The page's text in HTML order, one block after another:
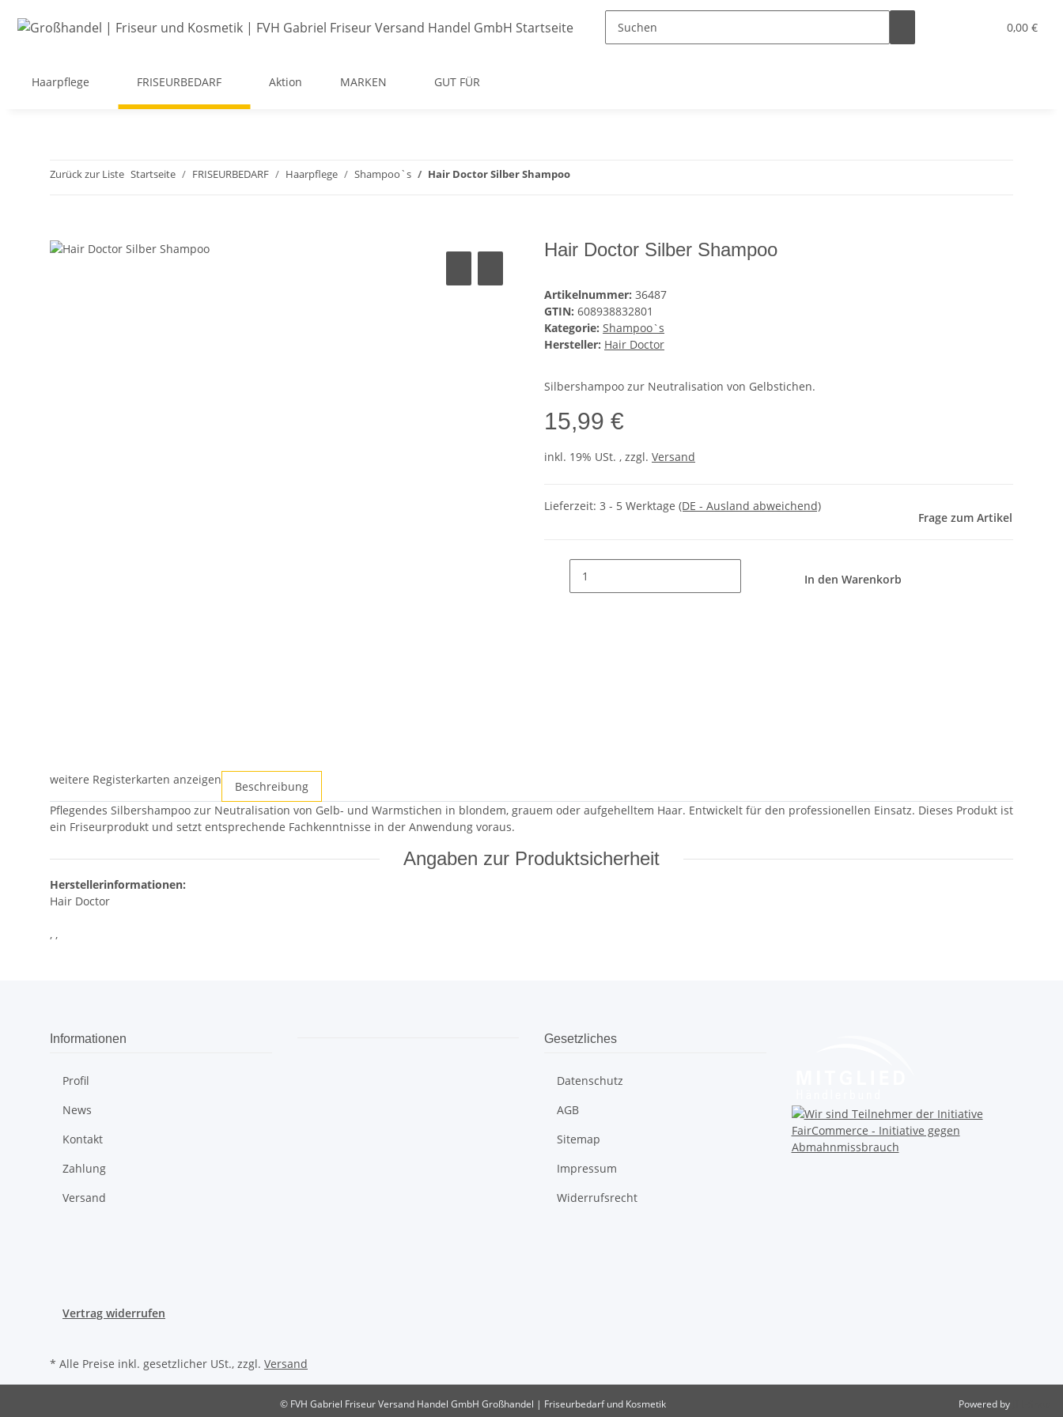
0,00 €
Haarpflege FRISEURBEDARF Aktion MARKEN GUT FÜR
Zurück zur Liste Startseite FRISEURBEDARF Haarpflege Shampoo`s Hair Doctor Silber Shampoo
Hair Doctor Silber Shampoo
Artikelnummer: 36487
GTIN: 608938832801
Kategorie: Shampoo`s
Hersteller: Hair Doctor
Silbershampoo zur Neutralisation von Gelbstichen.
15,99 €
inkl. 19% USt. , zzgl. Versand
Lieferzeit: 3 - 5 Werktage (DE - Ausland abweichend)
Frage zum Artikel
In den Warenkorb
weitere Registerkarten anzeigen
Beschreibung
Pflegendes Silbershampoo zur Neutralisation von Gelb- und Warmstichen in blondem, grauem oder aufgehelltem Haar. Entwickelt für den professionellen Einsatz. Dieses Produkt ist
ein Friseurprodukt und setzt entsprechende Fachkenntnisse in der Anwendung voraus.
Angaben zur Produktsicherheit
Herstellerinformationen:
Hair Doctor
, ,
Informationen
Profil
News
Kontakt
Zahlung
Versand
Gesetzliches
Datenschutz
AGB
Sitemap
Impressum
Widerrufsrecht
Vertrag widerrufen
* Alle Preise inkl. gesetzlicher USt., zzgl. Versand
© FVH Gabriel Friseur Versand Handel GmbH Großhandel | Friseurbedarf und Kosmetik Powered by